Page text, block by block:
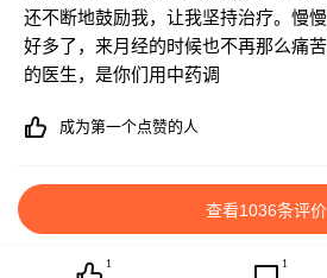
还不断地鼓励我，让我坚持治疗。慢
好多了，来月经的时候也不再那么痛
的医生，是你们用中药调
成为第一个点赞的人
查看1036条评价
1
1